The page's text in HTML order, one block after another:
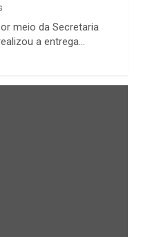
meio da Secretaria
a entrega…